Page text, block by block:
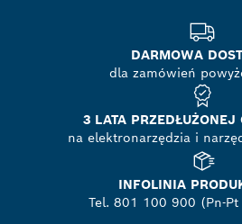
DARMOWA
dla zamówień
3 LATA PRZEDŁUŻONEJ
na elektronarzędzia i
INFOLINIA
Tel. 801 100 900 (Pn-